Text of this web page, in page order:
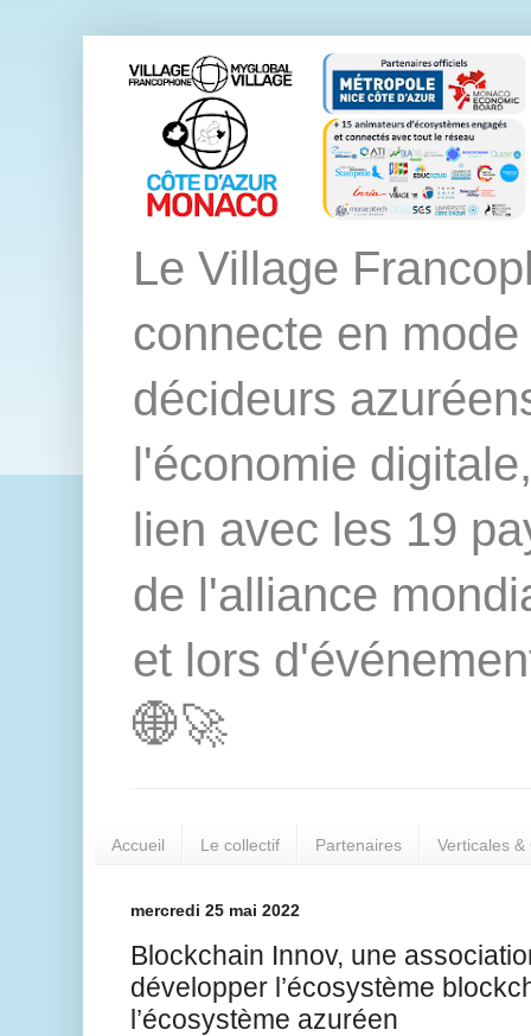
Le Village
connecte en
décideurs
l'économie
lien avec les 19
de l'alliance
et lors
🌐🚀
Accueil Le collectif Partenaires Verticales &
mercredi 25 mai 2022
Blockchain Innov, une
développer l’écosystème
l’écosystème azuréen